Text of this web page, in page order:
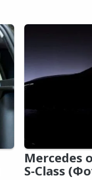
Mercedes
S-Class